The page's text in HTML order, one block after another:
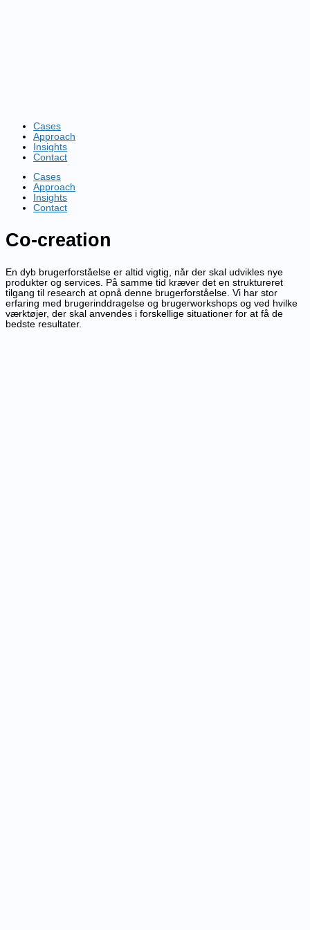
Cases
Approach
Insights
Contact
Cases
Approach
Insights
Contact
Co-creation
En dyb brugerforståelse er altid vigtig, når der skal udvikles nye
produkter og services. På samme tid kræver det en struktureret
tilgang til research at opnå denne brugerforståelse. Vi har stor
erfaring med brugerinddragelse og brugerworkshops og ved hvilke
værktøjer, der skal anvendes i forskellige situationer for at få de
bedste resultater.